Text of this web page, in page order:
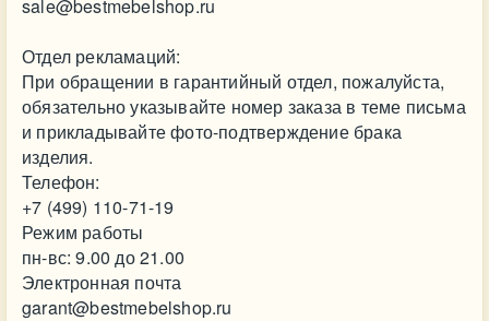
sale@bestmebelshop.ru
Отдел рекламаций:
При обращении в гарантийный отдел, пожалуйста,
обязательно указывайте номер заказа в теме письма
и прикладывайте фото-подтверждение брака
изделия.
Телефон:
+7 (499) 110-71-19
Режим работы
пн-вс: 9.00 до 21.00
Электронная почта
garant@bestmebelshop.ru